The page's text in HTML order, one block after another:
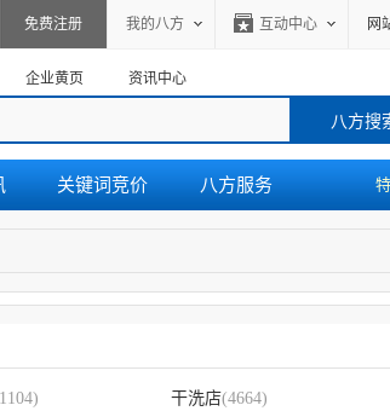
免费注册 我的八方 互动中心 网
企业黄页 资讯中心
关键词竞价 八方服务
干洗店(4664)